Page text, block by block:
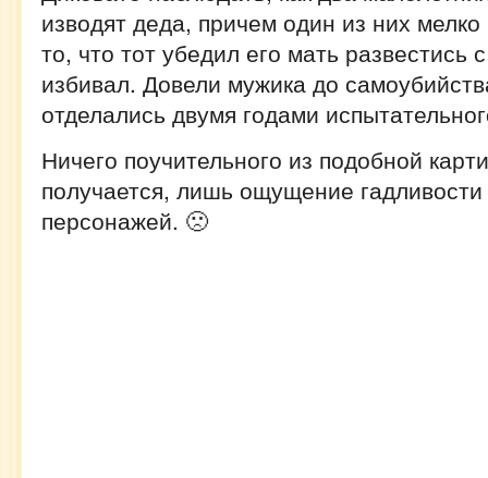
изводят деда, причем один из них мелко
то, что тот убедил его мать развестись
избивал. Довели мужика до
отделались двумя годами
Ничего поучительного из подобной
получается, лишь ощущение гадливости
персонажей. 🙁